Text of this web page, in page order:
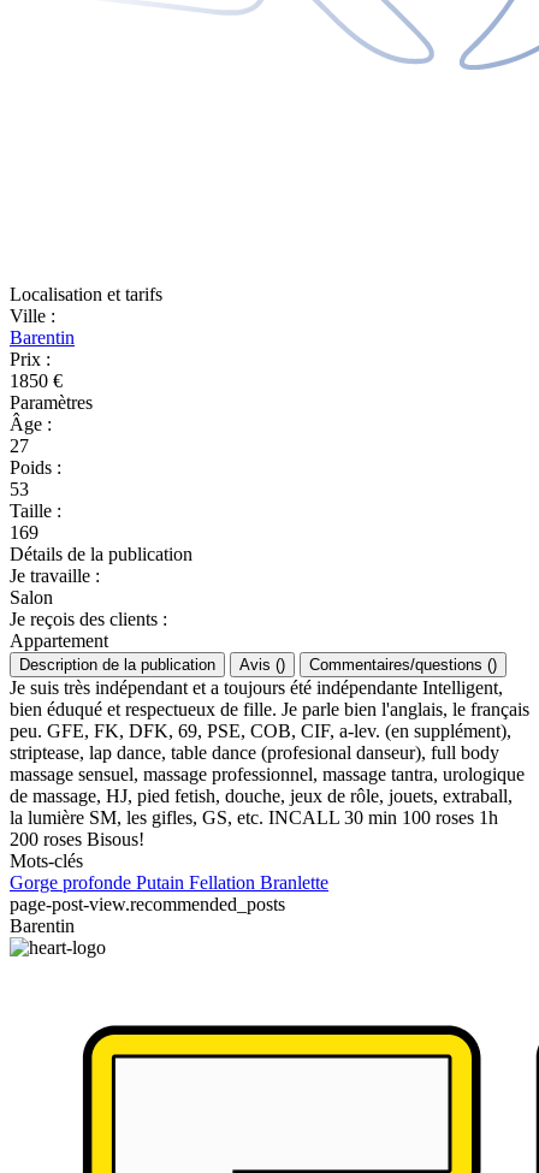
Localisation et tarifs
Ville :
Barentin
Prix :
1850 €
Paramètres
Âge :
27
Poids :
53
Taille :
169
Détails de la publication
Je travaille :
Salon
Je reçois des clients :
Appartement
Description de la publication Avis () Commentaires/questions ()
Je suis très indépendant et a toujours été indépendante Intelligent,
bien éduqué et respectueux de fille. Je parle bien l'anglais, le français
peu. GFE, FK, DFK, 69, PSE, COB, CIF, a-lev. (en supplément),
striptease, lap dance, table dance (profesional danseur), full body
massage sensuel, massage professionnel, massage tantra, urologique
de massage, HJ, pied fetish, douche, jeux de rôle, jouets, extraball,
la lumière SM, les gifles, GS, etc. INCALL 30 min 100 roses 1h
200 roses Bisous!
Mots-clés
Gorge profonde Putain Fellation Branlette
page-post-view.recommended_posts
Barentin